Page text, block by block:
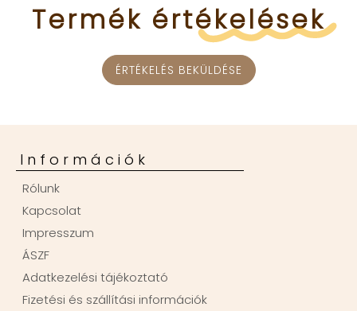
Termék értékelések
ÉRTÉKELÉS BEKÜLDÉSE
Információk
Rólunk
Kapcsolat
Impresszum
ÁSZF
Adatkezelési tájékoztató
Fizetési és szállítási információk